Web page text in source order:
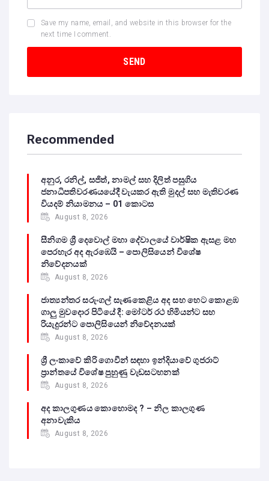
Save my name, email, and website in this browser for the
next time I comment.
Recommended
අනුර, රනිල්, සජිත්, නාමල් සහ දිලිත් පසුගිය
ජනාධිපතිවරණයයේදී වැයකර ඇති මුදල් සහ මැතිවරණ
වියදම් නියාමනය – 01 කොටස
August 8, 2026
සීනිගම ශ්‍රී දෙවොල් මහා දේවාලයේ වාර්ෂික ඇසළ මහ
පෙරහැර අද ඇරඹෙයි – පොලිසියෙන් විශේෂ
නිවේදනයක්
August 8, 2026
ජාත්‍යන්තර සරුංගල් සැණකෙළිය අද සහ හෙට කොළඹ
ගාලු මුවදොර පිටියේ දී: මෝටර් රථ හිමියන්ට සහ
රියැදුරන්ට පොලිසියෙන් නිවේදනයක්
August 8, 2026
ශ්‍රී ලංකාවේ කිරි ගොවීන් සඳහා ඉන්දියාවේ ගුජරාට්
ප්‍රාන්තයේ විශේෂ පුහුණු වැඩසටහනක්
August 8, 2026
අද කාලගුණය කොහොමද ? – නිල කාලගුණ
අනාවැකිය
August 8, 2026